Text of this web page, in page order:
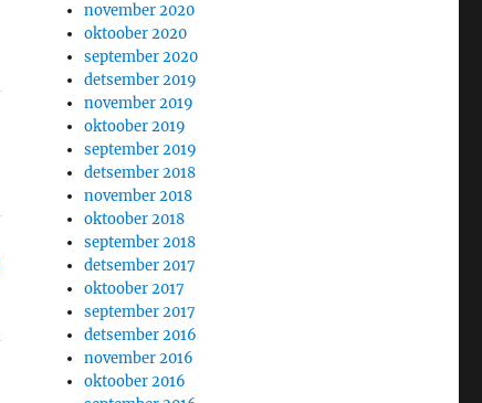
november 2020
oktoober 2020
september 2020
detsember 2019
november 2019
oktoober 2019
september 2019
detsember 2018
november 2018
oktoober 2018
september 2018
detsember 2017
oktoober 2017
september 2017
detsember 2016
november 2016
oktoober 2016